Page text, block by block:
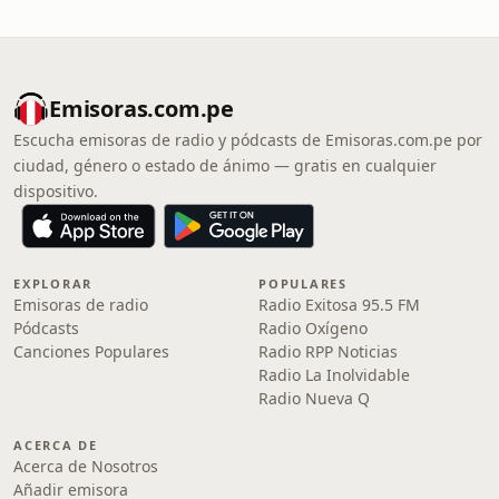
Emisoras.com.pe
Escucha emisoras de radio y pódcasts de Emisoras.com.pe por
ciudad, género o estado de ánimo — gratis en cualquier
dispositivo.
EXPLORAR
Emisoras de radio
Pódcasts
Canciones Populares
POPULARES
Radio Exitosa 95.5 FM
Radio Oxígeno
Radio RPP Noticias
Radio La Inolvidable
Radio Nueva Q
ACERCA DE
Acerca de Nosotros
Añadir emisora